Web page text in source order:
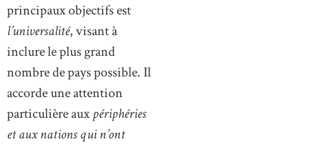
principaux objectifs est
l’universalité, visant à
inclure le plus grand
nombre de pays possible. Il
accorde une attention
particulière auxpériphéries
et aux nations qui n’ont